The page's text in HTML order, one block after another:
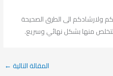
ولارشادكم الى الطرق الصحيحة
منها بشكل نهائي وسريع.
المقالة التالية←